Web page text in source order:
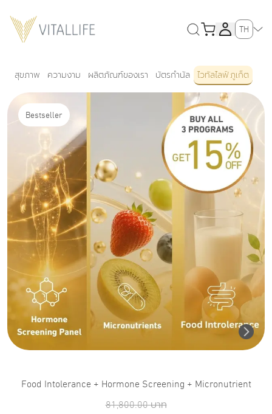
TH
สุขภาพ ความงาม ผลิตภัณฑ์ของเรา บัตรกำนัล ไวทัลไลฟ์ ภูเก็ต
Bestseller
Food Intolerance + Hormone Screening + Micronutrient
81,800.00 บาท